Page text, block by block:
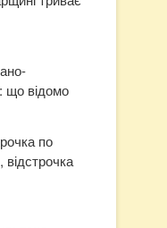
що відомо
по